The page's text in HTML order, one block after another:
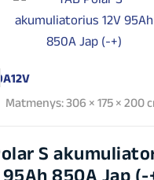
12V
Matmenys: 306 × 175 × 200
S
95Ah 850A Jap (-